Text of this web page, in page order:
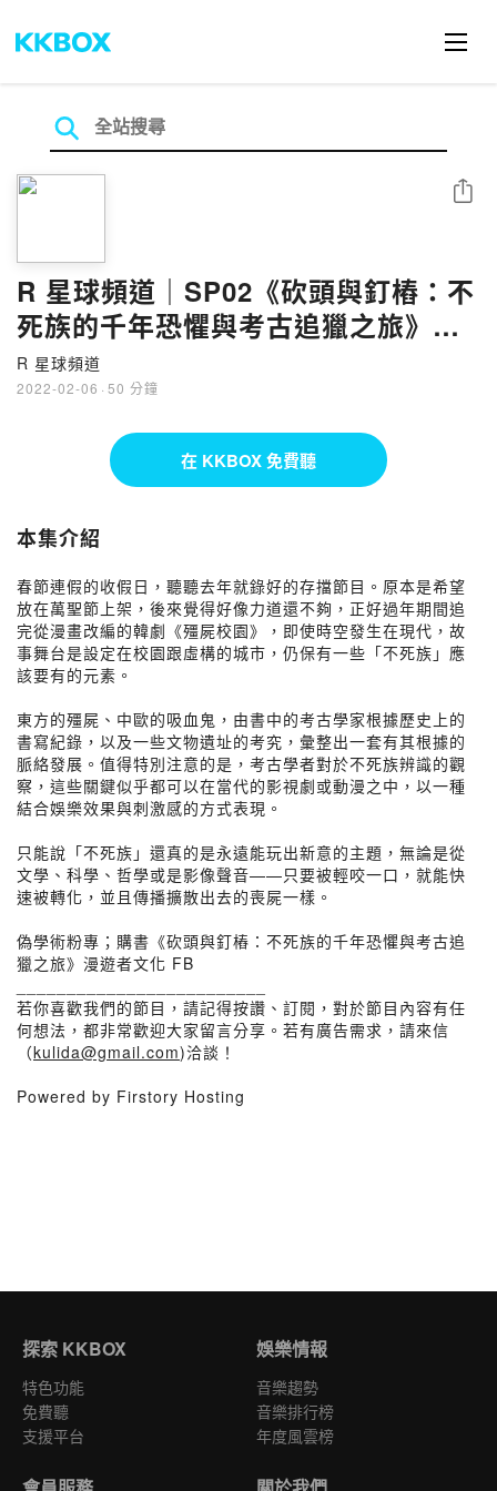
R 星球頻道｜SP02《砍頭與釘樁：不
死族的千年恐懼與考古追獵之旅》｜
feat. 偽學術認真聽​
R 星球頻道
2022-02-06 · 50 分鐘
分享
在 KKBOX 免費聽
本集介紹
春節連假的收假日，聽聽去年就錄好的存擋節目。原本是希望
放在萬聖節上架，後來覺得好像力道還不夠，正好過年期間追
完從漫畫改編的韓劇《殭屍校園》，即使時空發生在現代，故
事舞台是設定在校園跟虛構的城市，仍保有一些「不死族」應
該要有的元素。​
東方的殭屍、中歐的吸血鬼，由書中的考古學家根據歷史上的
書寫紀錄，以及一些文物遺址的考究，彙整出一套有其根據的
脈絡發展。值得特別注意的是，考古學者對於不死族辨識的觀
察，這些關鍵似乎都可以在當代的影視劇或動漫之中，以一種
結合娛樂效果與刺激感的方式表現。​
只能說「不死族」還真的是永遠能玩出新意的主題，無論是從
文學、科學、哲學或是影像聲音——只要被輕咬一口，就能快
速被轉化，並且傳播擴散出去的喪屍一樣。​
偽學術粉專；購書《砍頭與釘樁：不死族的千年恐懼與考古追
獵之旅》漫遊者文化 FB
若你喜歡我們的節目，請記得按讚、訂閱，對於節目內容有任
何想法，都非常歡迎大家留言分享。若有廣告需求，請來信
（kulida@gmail.com)洽談！
Powered by Firstory Hosting
探索 KKBOX
特色功能
免費聽
支援平台
娛樂情報
音樂趨勢
音樂排行榜
年度風雲榜